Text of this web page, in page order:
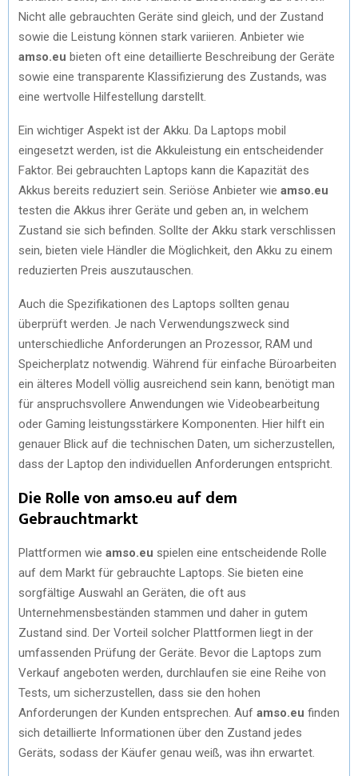
Nicht alle gebrauchten Geräte sind gleich, und der Zustand
sowie die Leistung können stark variieren. Anbieter wie
amso.eu bieten oft eine detaillierte Beschreibung der Geräte
sowie eine transparente Klassifizierung des Zustands, was
eine wertvolle Hilfestellung darstellt.
Ein wichtiger Aspekt ist der Akku. Da Laptops mobil
eingesetzt werden, ist die Akkuleistung ein entscheidender
Faktor. Bei gebrauchten Laptops kann die Kapazität des
Akkus bereits reduziert sein. Seriöse Anbieter wie amso.eu
testen die Akkus ihrer Geräte und geben an, in welchem
Zustand sie sich befinden. Sollte der Akku stark verschlissen
sein, bieten viele Händler die Möglichkeit, den Akku zu einem
reduzierten Preis auszutauschen.
Auch die Spezifikationen des Laptops sollten genau
überprüft werden. Je nach Verwendungszweck sind
unterschiedliche Anforderungen an Prozessor, RAM und
Speicherplatz notwendig. Während für einfache Büroarbeiten
ein älteres Modell völlig ausreichend sein kann, benötigt man
für anspruchsvollere Anwendungen wie Videobearbeitung
oder Gaming leistungsstärkere Komponenten. Hier hilft ein
genauer Blick auf die technischen Daten, um sicherzustellen,
dass der Laptop den individuellen Anforderungen entspricht.
Die Rolle von amso.eu auf dem
Gebrauchtmarkt
Plattformen wie amso.eu spielen eine entscheidende Rolle
auf dem Markt für gebrauchte Laptops. Sie bieten eine
sorgfältige Auswahl an Geräten, die oft aus
Unternehmensbeständen stammen und daher in gutem
Zustand sind. Der Vorteil solcher Plattformen liegt in der
umfassenden Prüfung der Geräte. Bevor die Laptops zum
Verkauf angeboten werden, durchlaufen sie eine Reihe von
Tests, um sicherzustellen, dass sie den hohen
Anforderungen der Kunden entsprechen. Auf amso.eu finden
sich detaillierte Informationen über den Zustand jedes
Geräts, sodass der Käufer genau weiß, was ihn erwartet.